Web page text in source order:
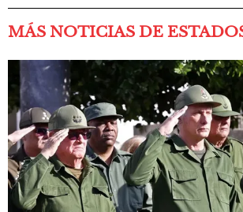
MÁS NOTICIAS DE